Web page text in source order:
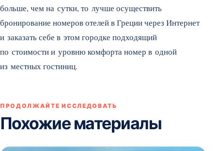
больше, чем на сутки, то лучше осуществить
бронирование номеров отелей в Греции через Интернет
и заказать себе в этом городке подходящий
по стоимости и уровню комфорта номер в одной
из местных гостиниц.
ПРОДОЛЖАЙТЕ ИССЛЕДОВАТЬ
Похожие материалы